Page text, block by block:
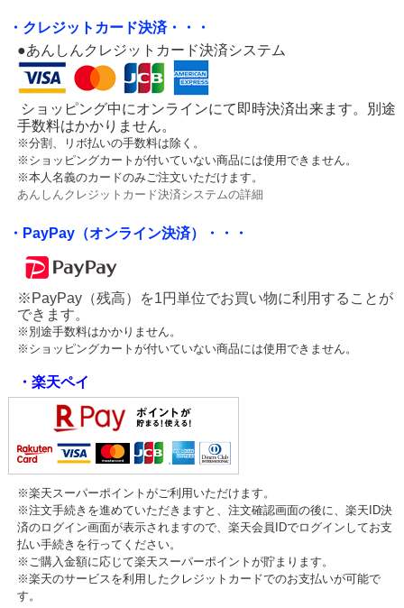
・クレジットカード決済・・・
●あんしんクレジットカード決済システム
ショッピング中にオンラインにて即時決済出来ます。別途
手数料はかかりません。
※分割、リボ払いの手数料は除く。
※ショッピングカートが付いていない商品には使用できません。
※本人名義のカードのみご注文いただけます。
あんしんクレジットカード決済システムの詳細
・PayPay（オンライン決済）・・・
※PayPay（残高）を1円単位でお買い物に利用することが
できます。
※別途手数料はかかりません。
※ショッピングカートが付いていない商品には使用できません。
・楽天ペイ
※楽天スーパーポイントがご利用いただけます。
※注文手続きを進めていただきますと、注文確認画面の後に、楽天ID決
済のログイン画面が表示されますので、楽天会員IDでログインしてお支
払い手続きを行ってください。
※ご購入金額に応じて楽天スーパーポイントが貯まります。
※楽天のサービスを利用したクレジットカードでのお支払いが可能で
す。